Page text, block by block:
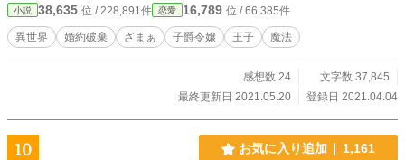
小説 38,635 位 / 228,891件 恋愛 16,789 位 / 66,385件
異世界 婚約破棄 ざまぁ 子爵令嬢 王子 魔法
感想数 24
文字数 37,845
最終更新日 2021.05.20
登録日 2021.04.04
10 お気に入り追加 1,161